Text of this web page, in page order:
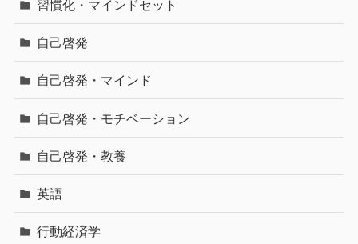
習慣化・マインドセット
自己啓発
自己啓発・マインド
自己啓発・モチベーション
自己啓発・教養
英語
行動経済学